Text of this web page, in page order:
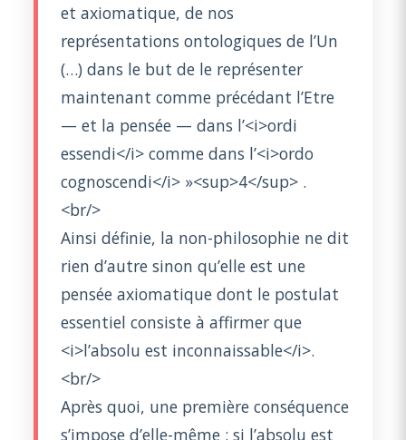
et axiomatique, de nos
représentations ontologiques de l’Un
(…) dans le but de le représenter
maintenant comme précédant l’Etre
— et la pensée — dans l’<i>ordi
essendi</i> comme dans l’<i>ordo
cognoscendi</i> »<sup>4</sup> .
<br/>
Ainsi définie, la non-philosophie ne dit
rien d’autre sinon qu’elle est une
pensée axiomatique dont le postulat
essentiel consiste à affirmer que
<i>l’absolu est inconnaissable</i>.
<br/>
Après quoi, une première conséquence
s’impose d’elle-même : si l’absolu est